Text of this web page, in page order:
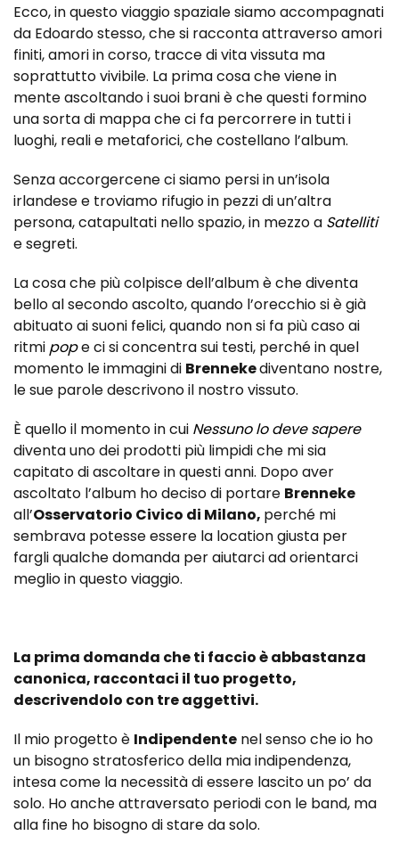
Ecco, in questo viaggio spaziale siamo accompagnati
da Edoardo stesso, che si racconta attraverso amori
finiti, amori in corso, tracce di vita vissuta ma
soprattutto vivibile. La prima cosa che viene in
mente ascoltando i suoi brani è che questi formino
una sorta di mappa che ci fa percorrere in tutti i
luoghi, reali e metaforici, che costellano l’album.
Senza accorgercene ci siamo persi in un’isola
irlandese e troviamo rifugio in pezzi di un’altra
persona, catapultati nello spazio, in mezzo a Satelliti
e segreti.
La cosa che più colpisce dell’album è che diventa
bello al secondo ascolto, quando l’orecchio si è già
abituato ai suoni felici, quando non si fa più caso ai
ritmi pope ci si concentra sui testi, perché in quel
momento le immagini di Brennekediventano nostre,
le sue parole descrivono il nostro vissuto.
È quello il momento in cui Nessuno lo deve sapere
diventa uno dei prodotti più limpidi che mi sia
capitato di ascoltare in questi anni. Dopo aver
ascoltato l’album ho deciso di portare Brenneke
all’Osservatorio Civico di Milano, perché mi
sembrava potesse essere la location giusta per
fargli qualche domanda per aiutarci ad orientarci
meglio in questo viaggio.
La prima domanda che ti faccio è abbastanza
canonica, raccontaci il tuo progetto,
descrivendolo con tre aggettivi.
Il mio progetto è Indipendente nel senso che io ho
un bisogno stratosferico della mia indipendenza,
intesa come la necessità di essere lascito un po’ da
solo. Ho anche attraversato periodi con le band, ma
alla fine ho bisogno di stare da solo.